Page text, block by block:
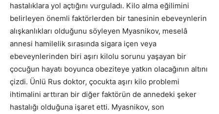
hastalıklara yol açtığını vurguladı. Kilo alma eğilimini
belirleyen önemli faktörlerden bir tanesinin ebeveynlerin
alışkanlıkları olduğunu söyleyen Myasnikov, meselâ
annesi hamilelik sırasında sigara içen veya
ebeveynlerinden biri aşırı kilolu sorunu yaşayan bir
çocuğun hayatı boyunca obeziteye yatkın olacağının altını
çizdi. Ünlü Rus doktor, çocukta aşırı kilo problemi
ihtimalini arttıran bir diğer faktörün de annedeki şeker
hastalığı olduğuna işaret etti. Myasnikov, son